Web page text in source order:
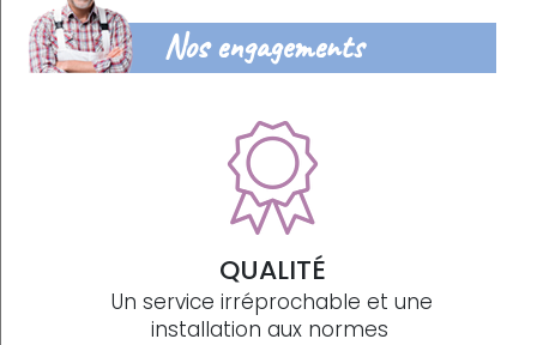
Nos engagements
QUALITÉ
Un service irréprochable et une
installation aux normes